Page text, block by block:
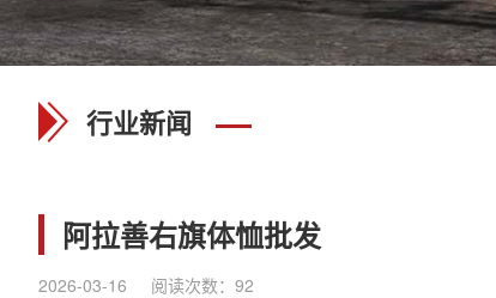
行业新闻
阿拉善右旗体恤批发
2026-03-16 阅读次数： 92